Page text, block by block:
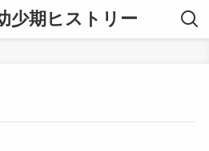
少期ヒストリー